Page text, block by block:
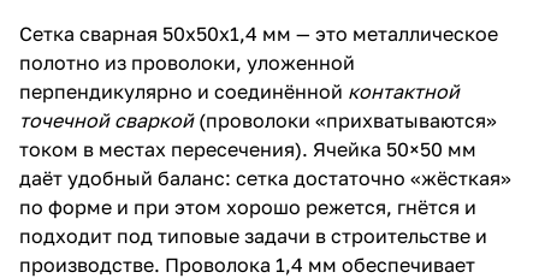
Сетка сварная 50х50х1,4 мм — это металлическое
полотно из проволоки, уложенной
перпендикулярно и соединённой контактной
точечной сваркой(проволоки «прихватываются»
током в местах пересечения). Ячейка 50×50 мм
даёт удобный баланс: сетка достаточно «жёсткая»
по форме и при этом хорошо режется, гнётся и
подходит под типовые задачи в строительстве и
производстве. Проволока 1,4 мм обеспечивает